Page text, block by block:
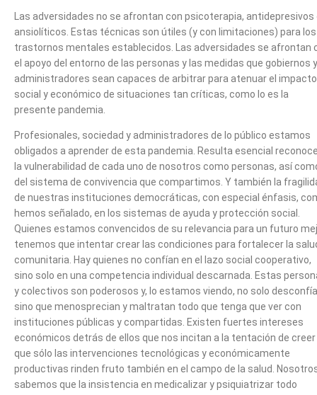
Las adversidades no se afrontan con psicoterapia, antidepresivos
ansiolíticos. Estas técnicas son útiles (y con limitaciones) para los
trastornos mentales establecidos. Las adversidades se afrontan
el apoyo del entorno de las personas y las medidas que gobiernos y
administradores sean capaces de arbitrar para atenuar el impacto
social y económico de situaciones tan críticas, como lo es la
presente pandemia.
Profesionales, sociedad y administradores de lo público estamos
obligados a aprender de esta pandemia. Resulta esencial
la vulnerabilidad de cada uno de nosotros como personas, así
del sistema de convivencia que compartimos. Y también la
de nuestras instituciones democráticas, con especial énfasis,
hemos señalado, en los sistemas de ayuda y protección social.
Quienes estamos convencidos de su relevancia para un futuro
tenemos que intentar crear las condiciones para fortalecer la
comunitaria. Hay quienes no confían en el lazo social cooperativo,
sino solo en una competencia individual descarnada. Estas
y colectivos son poderosos y, lo estamos viendo, no solo
sino que menosprecian y maltratan todo que tenga que ver con
instituciones públicas y compartidas. Existen fuertes intereses
económicos detrás de ellos que nos incitan a la tentación de creer
que sólo las intervenciones tecnológicas y económicamente
productivas rinden fruto también en el campo de la salud.
sabemos que la insistencia en medicalizar y psiquiatrizar todo